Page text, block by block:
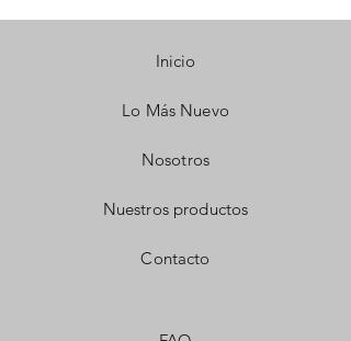
Inicio
Lo Más Nuevo
Nosotros
Nuestros productos
Contacto